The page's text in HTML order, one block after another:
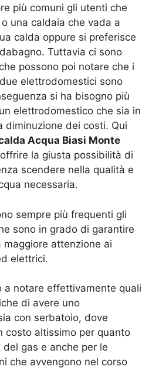
più comuni gli utenti che
una caldaia che vada a
calda oppure si preferisce
Tuttavia ci sono
possono poi notare che i
elettrodomestici sono
si ha bisogno più
elettrodomestico che sia in
diminuzione dei costi. Qui
Acqua Biasi Monte
la giusta possibilità di
scendere nella qualità e
necessaria.
sempre più frequenti gli
sono in grado di garantire
maggiore attenzione ai
elettrici.
a notare effettivamente quali
di avere uno
con serbatoio, dove
costo altissimo per quanto
gas e anche per le
che avvengono nel corso